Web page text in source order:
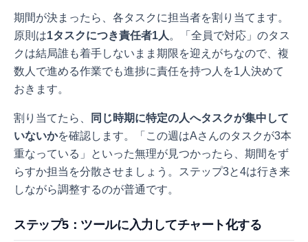
期間が決まったら、各タスクに担当者を割り当てます。
原則は1タスクにつき責任者1人 。「全員で対応」のタス
クは結局誰も着手しないまま期限を迎えがちなので、複
数人で進める作業でも進捗に責任を持つ人を1人決めて
おきます。
割り当てたら、
同じ時期に特定の人へタスクが集中して
いないかを確認します。「この週はAさんのタスクが3本
重なっている」といった無理が見つかったら、期間をず
らすか担当を分散させましょう。ステップ3と4は行き来
しながら調整するのが普通です。
ステップ5：ツールに入力してチャート化する